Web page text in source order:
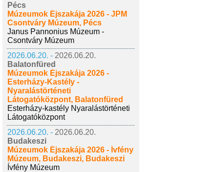
Pécs
Múzeumok Éjszakája 2026 - JPM
Csontváry Múzeum, Pécs
Janus Pannonius Múzeum -
Csontváry Múzeum
2026.06.20. - 2026.06.20.
Balatonfüred
Múzeumok Éjszakája 2026 -
Esterházy-Kastély -
Nyaralástörténeti
Látogatóközpont, Balatonfüred
Esterházy-kastély Nyaralástörténeti
Látogatóközpont
2026.06.20. - 2026.06.20.
Budakeszi
Múzeumok Éjszakája 2026 - Ívfény
Múzeum, Budakeszi, Budakeszi
Ívfény Múzeum